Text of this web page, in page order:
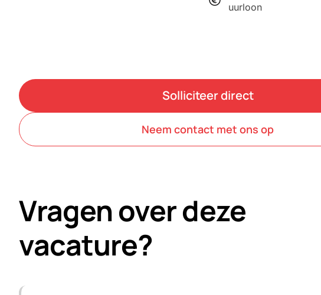
uurloon
Solliciteer direct
Neem contact met ons op
Vragen over deze
vacature?